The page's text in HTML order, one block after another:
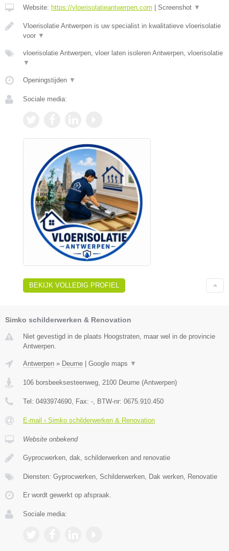
Website: https://vloerisolatieantwerpen.com Screenshot ▼
Vloerisolatie Antwerpen is uw specialist in kwalitatieve vloerisolatie
voor ▼
vloerisolatie Antwerpen, vloer laten isoleren Antwerpen, vloerisolatie
▼
Openingstijden ▼
Sociale media:
BEKIJK VOLLEDIG PROFIEL
Simko schilderwerken & Renovation
Niet gevestigd in de plaats Hoogstraten, maar wel in de provincie
Antwerpen.
Antwerpen » Deurne Google maps ▼
106 borsbeeksesteenweg, 2100 Deurne (Antwerpen)
Tel: 0493974690, Fax: -, BTW-nr: 0675.910.450
E-mail › Simko schilderwerken & Renovation
Website onbekend
Gyprocwerken, dak, schilderwerken and renovatie
Diensten: Gyprocwerken, Schilderwerken, Dak werken, Renovatie
Er wordt gewerkt op afspraak.
Sociale media: